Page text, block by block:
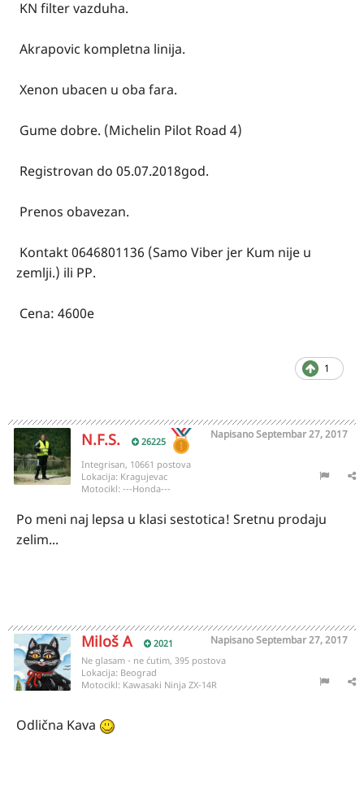
KN filter vazduha.
Akrapovic kompletna linija.
Xenon ubacen u oba fara.
Gume dobre. (Michelin Pilot Road 4)
Registrovan do 05.07.2018god.
Prenos obavezan.
Kontakt 0646801136 (Samo Viber jer Kum nije u
zemlji.) ili PP.
Cena: 4600e
1
N.F.S. 26225
NapisanoSeptembar 27, 2017
Integrisan, 10661 postova
Lokacija: Kragujevac
Motocikl: ---Honda---
Po meni naj lepsa u klasi sestotica! Sretnu prodaju
zelim...
Miloš A 2021 NapisanoSeptembar 27, 2017
Ne glasam - ne ćutim, 395 postova
Lokacija: Beograd
Motocikl: Kawasaki Ninja ZX-14R
Odlična Kava